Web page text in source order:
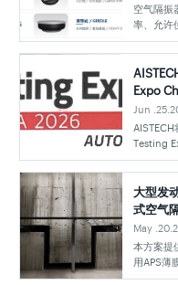
空气隔振
率、允许
再判断
Expo
Jun
Testing
气隔振技
面的专业
持。
大型发
式空气
May
本方案提
用APS薄
动机性能